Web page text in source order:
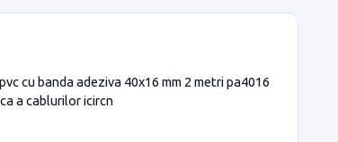
cu banda adeziva 40x16 mm 2 metri pa4016
a cablurilor icircn